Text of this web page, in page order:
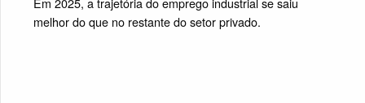
melhor do que no restante do setor privado.